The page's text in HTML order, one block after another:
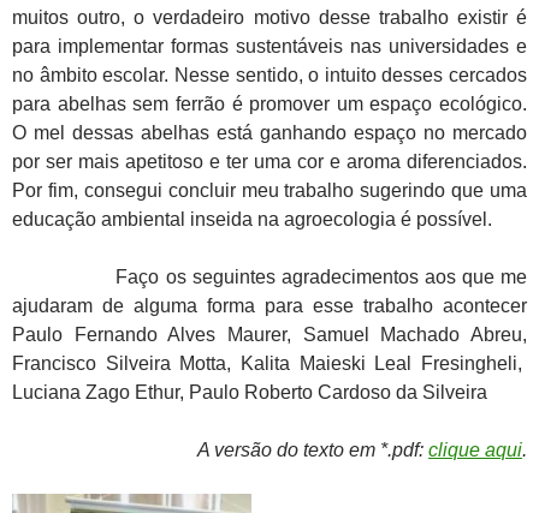
muitos outro, o verdadeiro motivo desse trabalho existir é
para implementar formas sustentáveis nas universidades e
no âmbito escolar. Nesse sentido, o intuito desses cercados
para abelhas sem ferrão é promover um espaço ecológico.
O mel dessas abelhas está ganhando espaço no mercado
por ser mais apetitoso e ter uma cor e aroma diferenciados.
Por fim, consegui concluir meu trabalho sugerindo que uma
educação ambiental inseida na agroecologia é possível.
Faço os seguintes agradecimentos aos que me
ajudaram de alguma forma para esse trabalho acontecer
Paulo Fernando Alves Maurer, Samuel Machado Abreu,
Francisco Silveira Motta, Kalita Maieski Leal Fresingheli,
Luciana Zago Ethur, Paulo Roberto Cardoso da Silveira
A versão do texto em *.pdf: clique aqui.